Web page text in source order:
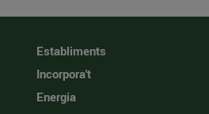
Establiments
Incorpora't
Energia